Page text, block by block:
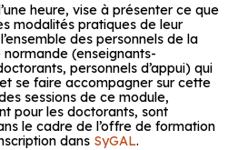
heure, vise à présenter ce que
modalités pratiques de leur
des personnels de la
(enseignants-
personnels d’appui) qui
se faire accompagner sur cette
sessions de ce module,
pour les doctorants, sont
le cadre de l’offre de formation
dans SyGAL.